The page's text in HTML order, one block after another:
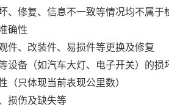
、修复、信息不一致等情况均不属
确性
件、改装件、易损件等更换及修复
设备（如汽车大灯、电子开关）的损
（只体现当前表现公里数）
损伤及缺失等